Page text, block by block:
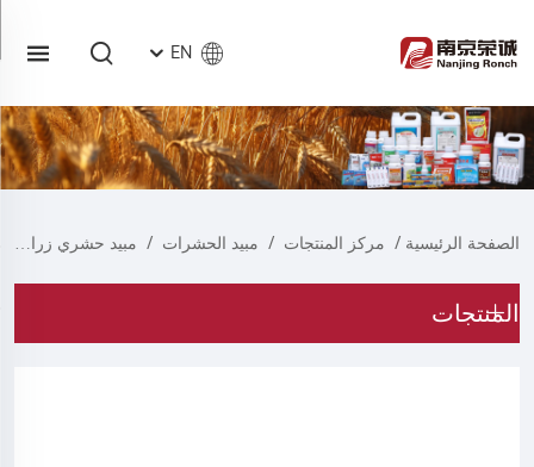
EN
الصفحة الرئيسية / مركز المنتجات / مبيد الحشرات / مبيد حشري زراعي
المنتجات